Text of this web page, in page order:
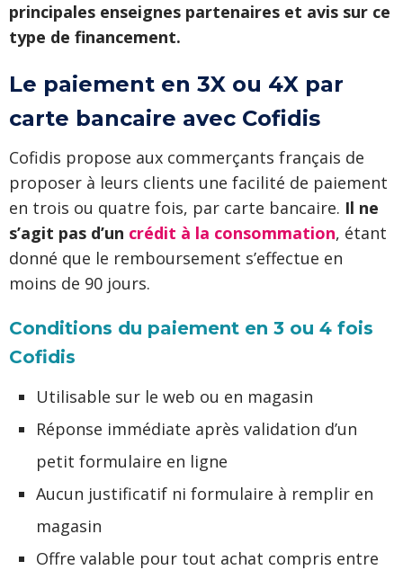
principales enseignes partenaires et avis sur ce
type de financement.
Le paiement en 3X ou 4X par
carte bancaire avec Cofidis
Cofidis propose aux commerçants français de
proposer à leurs clients une facilité de paiement
en trois ou quatre fois, par carte bancaire. Il ne
s’agit pas d’un crédit à la consommation, étant
donné que le remboursement s’effectue en
moins de 90 jours.
Conditions du paiement en 3 ou 4 fois
Cofidis
Utilisable sur le web ou en magasin
Réponse immédiate après validation d’un
petit formulaire en ligne
Aucun justificatif ni formulaire à remplir en
magasin
Offre valable pour tout achat compris entre